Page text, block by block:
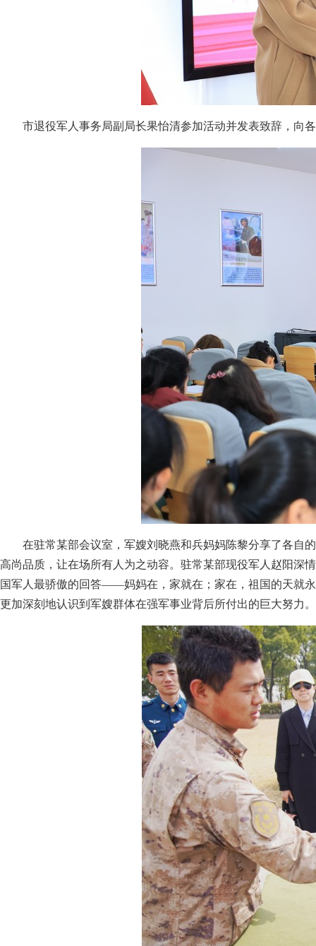
市退役军人事务局副局长果怡清参加活动并发表致辞，向
在驻常某部会议室，军嫂刘晓燕和兵妈妈陈黎分享了各自
高尚品质，让在场所有人为之动容。驻常某部现役军人赵阳深
国军人最骄傲的回答——妈妈在，家就在；家在，祖国的天就
更加深刻地认识到军嫂群体在强军事业背后所付出的巨大努力。